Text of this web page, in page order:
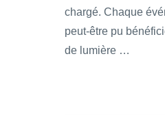
chargé. Chaque
peut-être pu
de lumière …